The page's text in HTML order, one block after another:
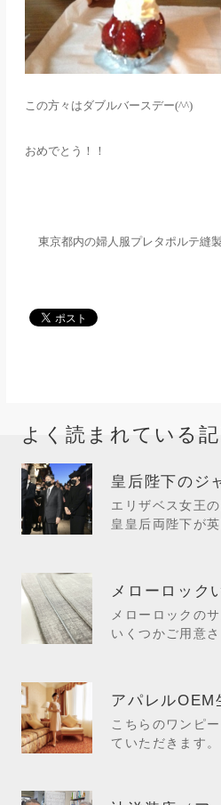
この方々はダブルバースデー(^^)
おめでとう！！
東京都内の婦人服プレタポルテ縫
よく読まれている
皇后陛下のジ
エリザベス女王
皇皇后両陛下が
メローロック
メローロックの
いくつかご用意さ
アパレルOEM
こちらのワンピ
ていただきます。